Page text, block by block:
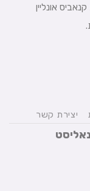
אונליין
יצירת קשר